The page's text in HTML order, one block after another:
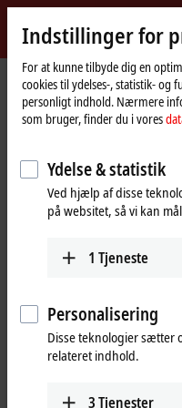
Beckhoff
-
New
Automation
Technology
HjemmesideVirksomhed
Nyheder
GAIA-X: computing power and
Når du klikker på
indlæses. Vær
Aug 25, 2020
Indstillinger for
For at kunne tilbyde dig en
cookies til ydelses-, statistik- og
personligt indhold. Nærmere
som bruger, finder du i vores
Ydelse & statistik
Ved hjælp af disse
på websitet, så vi kan
1 Tjeneste
Personalisering
Disse teknologier sætter
relateret indhold.
3Tjenester